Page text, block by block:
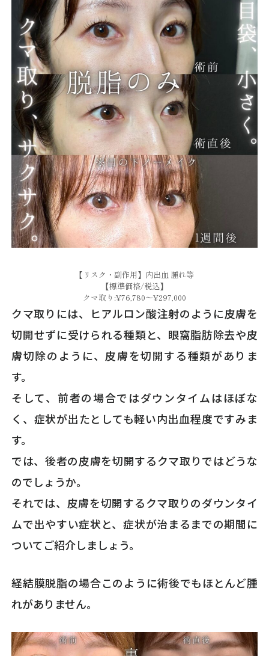
【リスク・副作用】内出血 腫れ等
【標準価格/税込】
クマ取り:¥76,780～¥297,000
クマ取りには、ヒアルロン酸注射のように皮膚を
切開せずに受けられる種類と、眼窩脂肪除去や皮
膚切除のように、皮膚を切開する種類がありま
す。
そして、前者の場合ではダウンタイムはほぼな
く、症状が出たとしても軽い内出血程度ですみま
す。
では、後者の皮膚を切開するクマ取りではどうな
のでしょうか。
それでは、皮膚を切開するクマ取りのダウンタイ
ムで出やすい症状と、症状が治まるまでの期間に
ついてご紹介しましょう。
経結膜脱脂の場合このように術後でもほとんど腫
れがありません。